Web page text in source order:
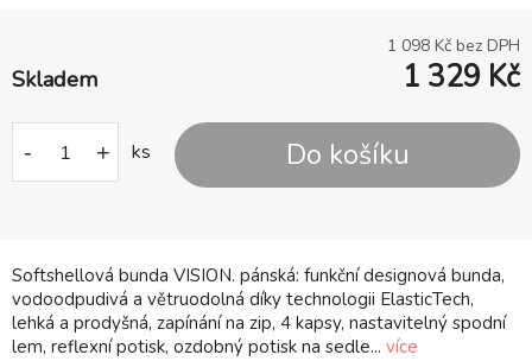
Softshellová bunda VISION. pánská: funkční designová bunda,
vodoodpudivá a větruodolná díky technologii ElasticTech,
lehká a prodyšná, zapínání na zip, 4 kapsy, nastavitelný spodní
lem, reflexní potisk, ozdobný potisk na sedle... více
1 098 Kč bez DPH
Skladem 1 329 Kč
- + ks Do košíku